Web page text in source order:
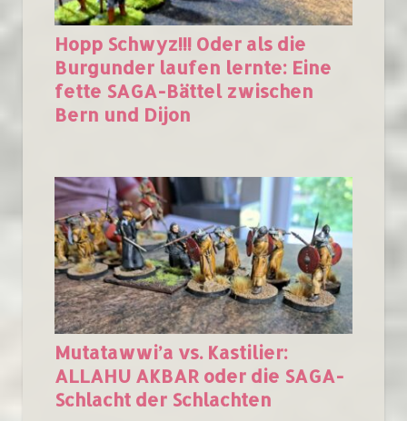
Hopp Schwyz!!! Oder als die
Burgunder laufen lernte: Eine
fette SAGA-Bättel zwischen
Bern und Dijon
Mutatawwi’a vs. Kastilier:
ALLAHU AKBAR oder die SAGA-
Schlacht der Schlachten